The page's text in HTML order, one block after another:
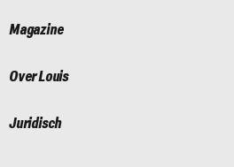
Magazine
Over Louis
Juridisch